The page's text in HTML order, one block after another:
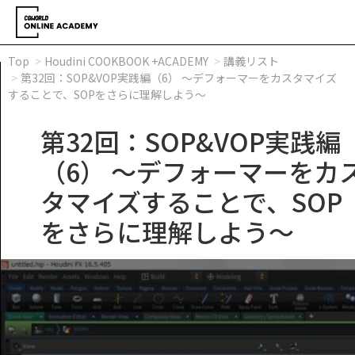
Top Houdini COOKBOOK +ACADEMY
講義リスト
第32回：SOP&VOP実践編（6） ～デフォーマーをカスタマイズ
することで、SOPをさらに理解しよう～
第32回：SOP&VOP実践編
（6） ～デフォーマーをカ
タマイズすることで、SOP
をさらに理解しよう～